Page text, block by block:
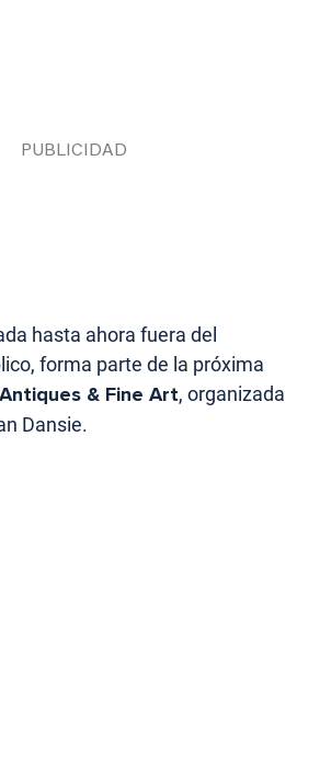
hasta ahora fuera del
forma parte de la próxima
& Fine Art, organizada
Dansie.